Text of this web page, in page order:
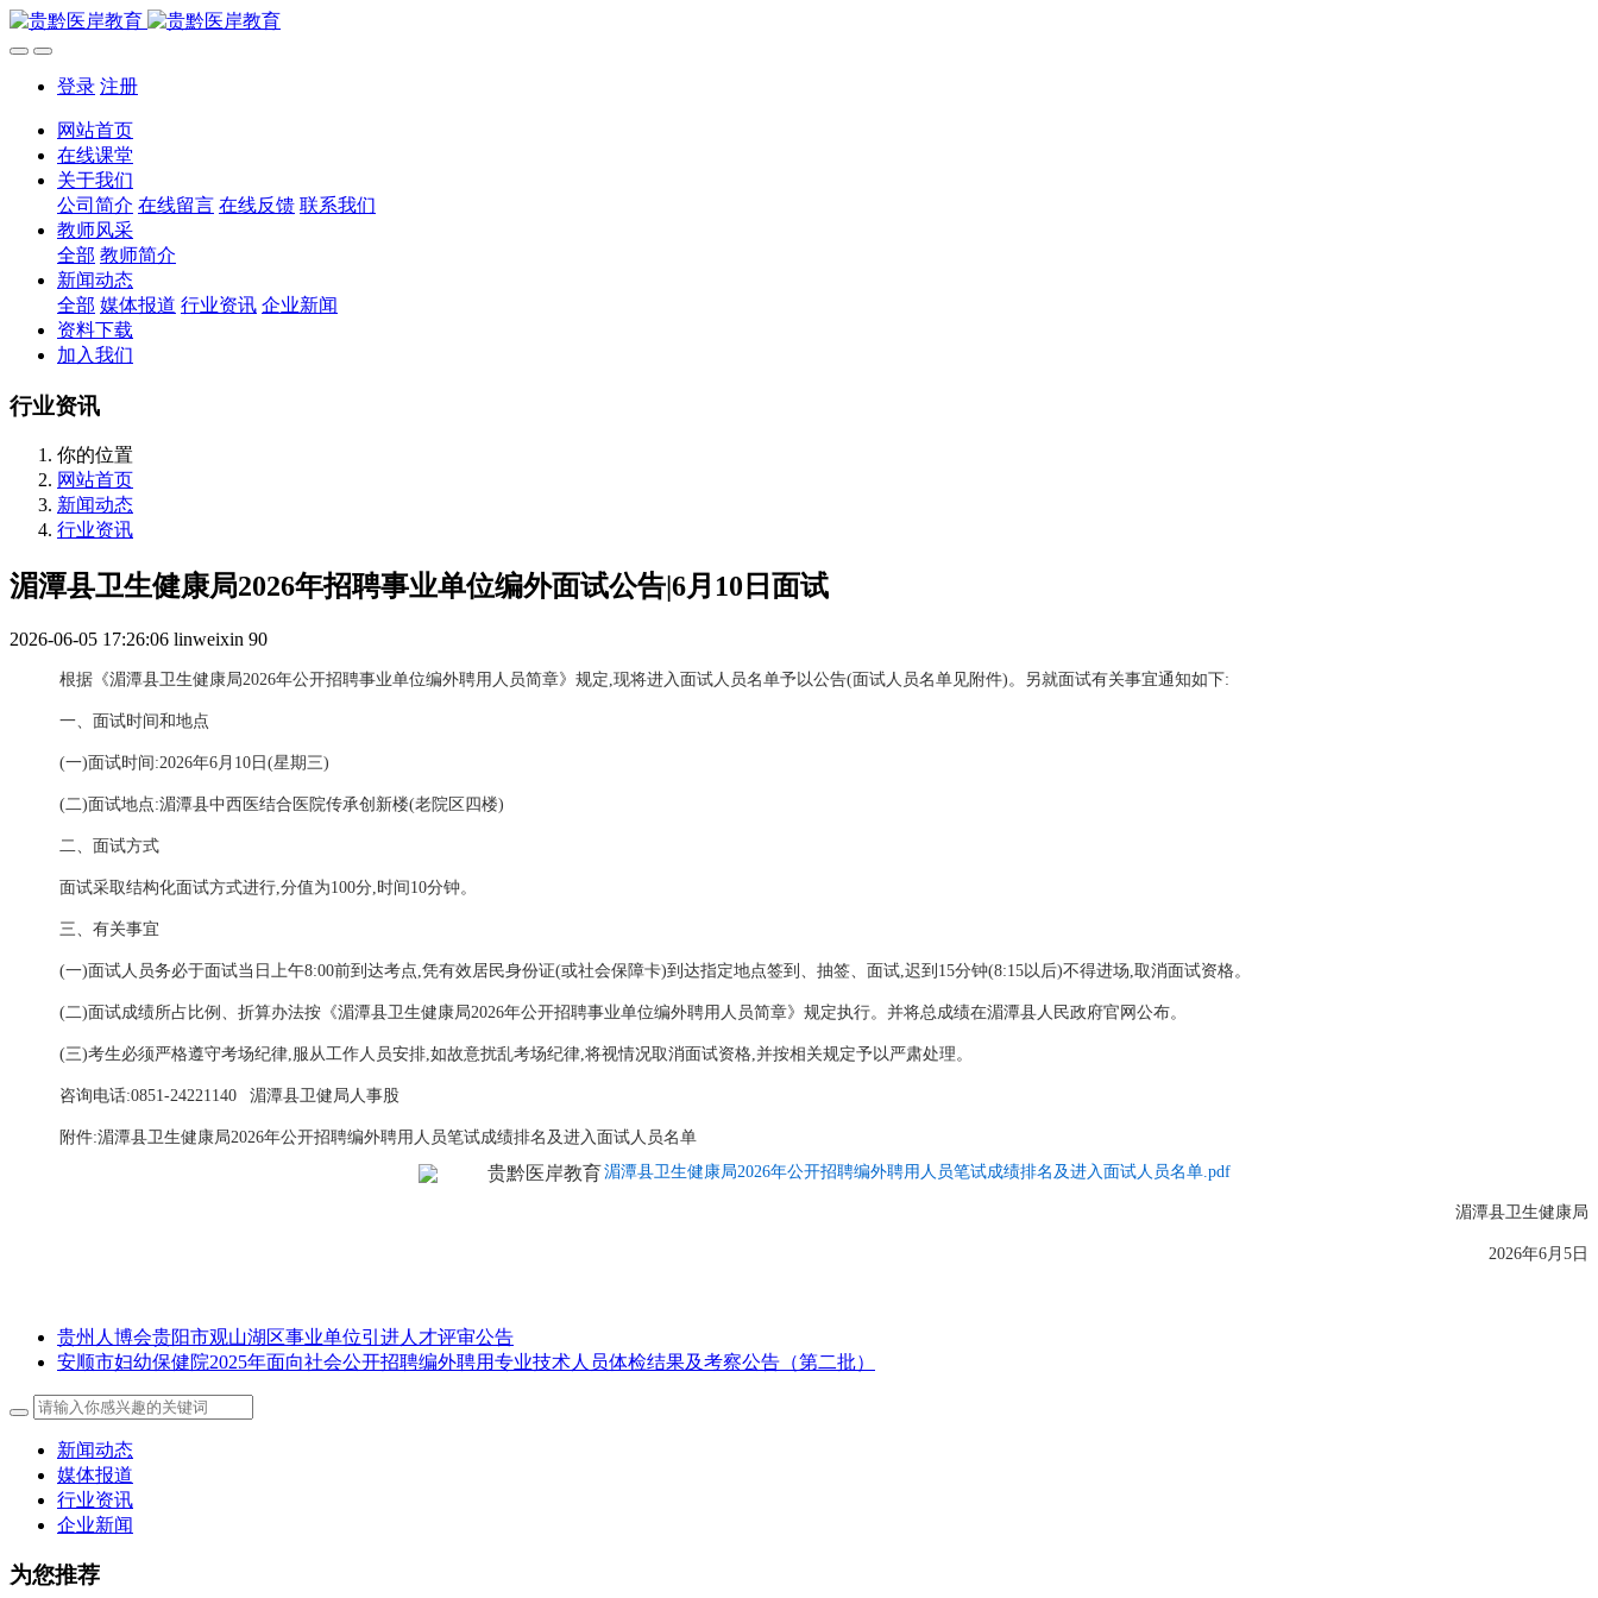
登录 注册
网站首页
在线课堂
关于我们
公司简介 在线留言 在线反馈 联系我们
教师风采
全部 教师简介
新闻动态
全部 媒体报道 行业资讯 企业新闻
资料下载
加入我们
行业资讯
你的位置
网站首页
新闻动态
行业资讯
湄潭县卫生健康局2026年招聘事业单位编外面试公告|6月10日面试
2026-06-05 17:26:06 linweixin 90
根据《湄潭县卫生健康局2026年公开招聘事业单位编外聘用人员简章》规定,现将进入面试人员名单予以公告(面试人员名单见附件)。另就面试有关事宜通知如下:
一、面试时间和地点
(一)面试时间:2026年6月10日(星期三)
(二)面试地点:湄潭县中西医结合医院传承创新楼(老院区四楼)
二、面试方式
面试采取结构化面试方式进行,分值为100分,时间10分钟。
三、有关事宜
(一)面试人员务必于面试当日上午8:00前到达考点,凭有效居民身份证(或社会保障卡)到达指定地点签到、抽签、面试,迟到15分钟(8:15以后)不得进场,取消面试资格。
(二)面试成绩所占比例、折算办法按《湄潭县卫生健康局2026年公开招聘事业单位编外聘用人员简章》规定执行。并将总成绩在湄潭县人民政府官网公布。
(三)考生必须严格遵守考场纪律,服从工作人员安排,如故意扰乱考场纪律,将视情况取消面试资格,并按相关规定予以严肃处理。
咨询电话:0851-24221140 湄潭县卫健局人事股
附件:湄潭县卫生健康局2026年公开招聘编外聘用人员笔试成绩排名及进入面试人员名单
湄潭县卫生健康局2026年公开招聘编外聘用人员笔试成绩排名及进入面试人员名单.pdf
湄潭县卫生健康局
2026年6月5日
贵州人博会贵阳市观山湖区事业单位引进人才评审公告
安顺市妇幼保健院2025年面向社会公开招聘编外聘用专业技术人员体检结果及考察公告（第二批）
新闻动态
媒体报道
行业资讯
企业新闻
为您推荐